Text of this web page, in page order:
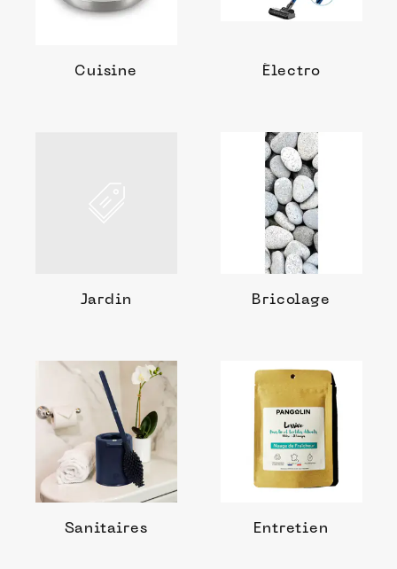
Cuisine Électro
Jardin Bricolage
Sanitaires Entretien